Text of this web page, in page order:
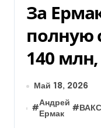
За
полную
140
Май 18, 2026
#
Андрей
Ермак
# ВАКС